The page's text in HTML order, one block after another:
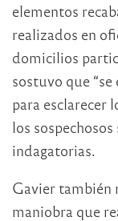
elementos
realizados en
domicilios
sostuvo que
para esclarecer
los
indagatorias.
Gavier también
maniobra que